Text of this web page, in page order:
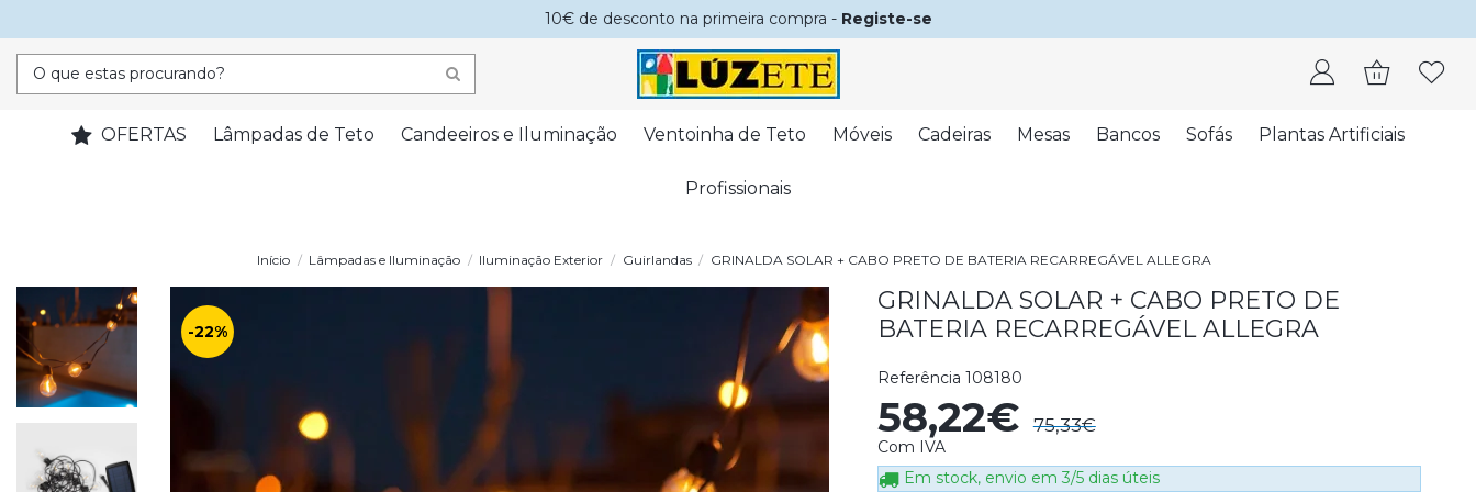
10€ de desconto na primeira compra - Registe-se
OFERTAS Lâmpadas de Teto Candeeiros e Iluminação Ventoinha de Teto Móveis Cadeiras Mesas Bancos Sofás Plantas Artificiais
Profissionais
Início Lâmpadas e Iluminação Iluminação Exterior Guirlandas GRINALDA SOLAR + CABO PRETO DE BATERIA RECARREGÁVEL ALLEGRA
-22%
GRINALDA SOLAR + CABO PRETO DE
BATERIA RECARREGÁVEL ALLEGRA
Referência 108180
58,22€ 75,33€
Com IVA
Em stock, envio em 3/5 dias úteis